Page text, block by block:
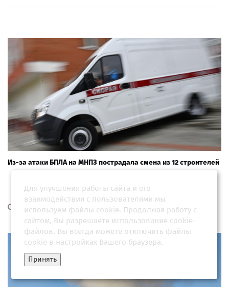
Из-за атаки БПЛА на МНПЗ пострадала смена из 12 строителей
17 мая 2026, 09:31
Для улучшения работы сайта и его
взаимодействия с пользователями мы
используем файлы cookie. Продолжая работу с
сайтом, Вы разрешаете использование cookie-
файлов. Вы всегда можете отключить файлы
cookie в настройках Вашего браузера.
Принять